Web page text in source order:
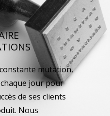
mutation,
chaque jour pour
de ses clients
Nous